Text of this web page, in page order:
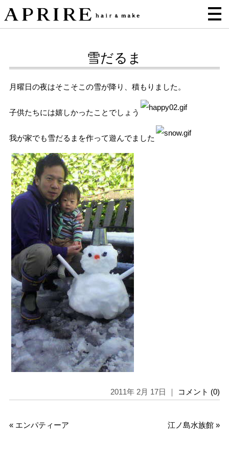
雪だるま
月曜日の夜はそこそこの雪が降り、積もりました。
子供たちには嬉しかったことでしょう
我が家でも雪だるまを作って遊んでました
2011年 2月 17日 ｜ コメント (0)
« エンパティーア 江ノ島水族館 »